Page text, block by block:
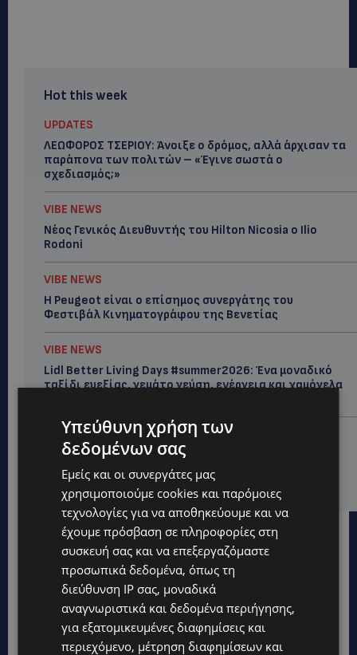
Hot this week
UPDATES
ΛΕΩΦΟΡΟΣ ΤΣΕΡΙΟΥ: Άνοιξε ο δρόμος, αλλά άρχισαν τα
παράπονα των πολιτών – «Έγινε σωστά ο
σχεδιασμός;»
VIBE NEWS
Νέος Γενικός Διευθυντής του Hilton Nicosia ο Ilio
Rodoni
VIBE NEWS
Η Peugeot είναι ο επίσημος συνεργάτης του
Φεστιβάλ Κινηματογράφου της Βενετίας
VIBE NEWS
Lidl Better Living Days #summer2026: Ένα μοναδικό
ταξίδι ευεξίας, γεμάτο γεύση, ενέργεια και χαμόγελα
ΚΑΤΟΙΚΙΔΙΑ
ΠΑΓΚΟΣΜΙΑ ΗΜΕΡΑ ΓΑΤΑΣ: Χιλιάδες στην Κύπρο,
καθεμία μοναδική – Το χαδιάρικο τετράποδο με τη
ματιά που λιώνει καρδιές
Υπεύθυνη χρήση των
δεδομένων σας
Εμείς και οι συνεργάτες μας
χρησιμοποιούμε cookies και παρόμοιες
τεχνολογίες για να αποθηκεύουμε και να
έχουμε πρόσβαση σε πληροφορίες στη
συσκευή σας και να επεξεργαζόμαστε
προσωπικά δεδομένα, όπως τη
διεύθυνση IP σας, μοναδικά
αναγνωριστικά και δεδομένα περιήγησης,
για εξατομικευμένες διαφημίσεις και
περιεχόμενο, μέτρηση διαφημίσεων και